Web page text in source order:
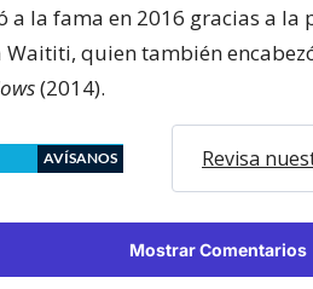
a la fama en 2016 gracias a la
quien también
(2014).
AVÍSANOS Revisa
Mostrar Comentarios